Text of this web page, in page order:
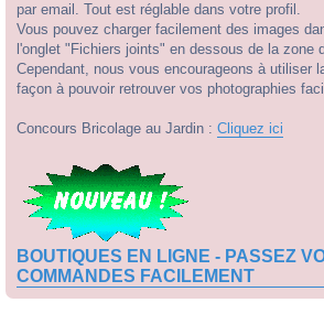
par email. Tout est réglable dans votre profil.
Vous pouvez charger facilement des images
l'onglet "Fichiers joints" en dessous de la zone
Cependant, nous vous encourageons à utiliser
façon à pouvoir retrouver vos photographies
Concours Bricolage au Jardin : Cliquez ici
BOUTIQUES EN LIGNE - PASSEZ
COMMANDES FACILEMENT